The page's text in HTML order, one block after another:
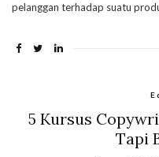
pelanggan terhadap suatu
5 Kursus
Tapi